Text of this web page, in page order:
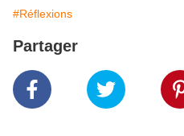
#Réflexions
Partager